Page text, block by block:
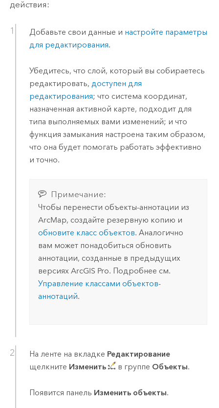
действия:
Добавьте свои данные и настройте параметры
для редактирования.
Убедитесь, что слой, который вы собираетесь
редактировать, доступен для
редактирования; что система координат,
назначенная активной карте, подходит для
типа выполняемых вами изменений; и что
функция замыкания настроена таким образом,
что она будет помогать работать эффективно
и точно.
Примечание:
Чтобы перенести объекты-аннотации из
ArcMap, создайте резервную копию и
обновите класс объектов. Аналогично
вам может понадобиться обновить
аннотации, созданные в предыдущих
версиях ArcGIS Pro. Подробнее см.
Управление классами объектов-
аннотаций.
На ленте на вкладке Редактирование
щелкните Изменить в группе Объекты.
Появится панель Изменить объекты.